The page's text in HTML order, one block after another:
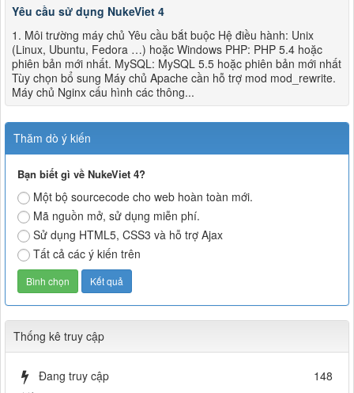
Yêu cầu sử dụng NukeViet 4
1. Môi trường máy chủ Yêu cầu bắt buộc Hệ điều hành: Unix
(Linux, Ubuntu, Fedora …) hoặc Windows PHP: PHP 5.4 hoặc
phiên bản mới nhất. MySQL: MySQL 5.5 hoặc phiên bản mới nhất
Tùy chọn bổ sung Máy chủ Apache cần hỗ trợ mod mod_rewrite.
Máy chủ Nginx cấu hình các thông...
Thăm dò ý kiến
Bạn biết gì về NukeViet 4?
Một bộ sourcecode cho web hoàn toàn mới.
Mã nguồn mở, sử dụng miễn phí.
Sử dụng HTML5, CSS3 và hỗ trợ Ajax
Tất cả các ý kiến trên
Thống kê truy cập
Đang truy cập
148